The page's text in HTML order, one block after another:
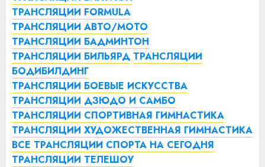
ТРАНСЛЯЦИИ FORMULA
ТРАНСЛЯЦИИ АВТО/МОТО
ТРАНСЛЯЦИИ БАДМИНТОН
ТРАНСЛЯЦИИ БИЛЬЯРД ТРАНСЛЯЦИИ
БОДИБИЛДИНГ
ТРАНСЛЯЦИИ БОЕВЫЕ ИСКУССТВА
ТРАНСЛЯЦИИ ДЗЮДО И САМБО
ТРАНСЛЯЦИИ СПОРТИВНАЯ ГИМНАСТИКА
ТРАНСЛЯЦИИ ХУДОЖЕСТВЕННАЯ ГИМНАСТИКА
ВСЕ ТРАНСЛЯЦИИ СПОРТА НА СЕГОДНЯ
ТРАНСЛЯЦИИ ТЕЛЕШОУ